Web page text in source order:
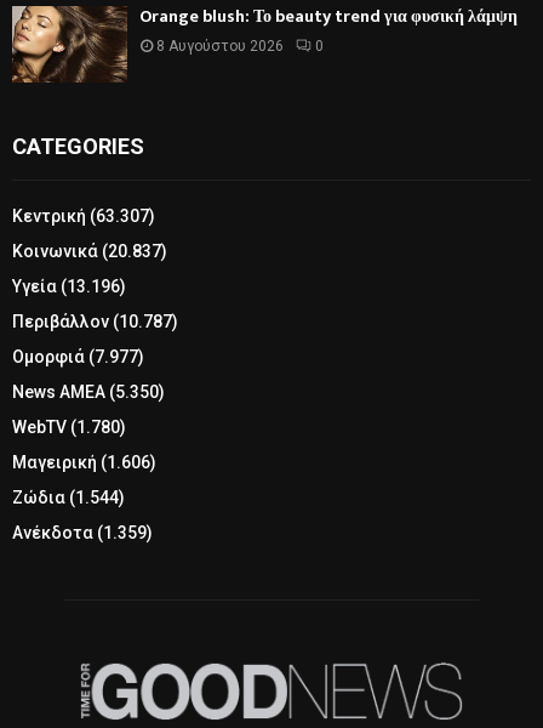
Orange blush: Το beauty trend για φυσική λάμψη
8 Αυγούστου 2026 0
CATEGORIES
Κεντρική (63.307)
Κοινωνικά (20.837)
Υγεία (13.196)
Περιβάλλον (10.787)
Ομορφιά (7.977)
News ΑΜΕΑ (5.350)
WebTV (1.780)
Μαγειρική (1.606)
Ζώδια (1.544)
Ανέκδοτα (1.359)